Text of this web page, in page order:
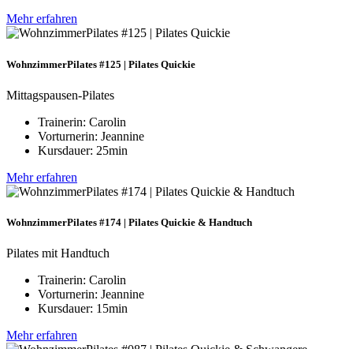
Mehr erfahren
WohnzimmerPilates #125 | Pilates Quickie
Mittagspausen-Pilates
Trainerin: Carolin
Vorturnerin: Jeannine
Kursdauer: 25min
Mehr erfahren
WohnzimmerPilates #174 | Pilates Quickie & Handtuch
Pilates mit Handtuch
Trainerin: Carolin
Vorturnerin: Jeannine
Kursdauer: 15min
Mehr erfahren